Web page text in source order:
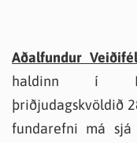
Aðalfundur
haldinn í
þriðjudagskvöldið
fundarefni má sjá